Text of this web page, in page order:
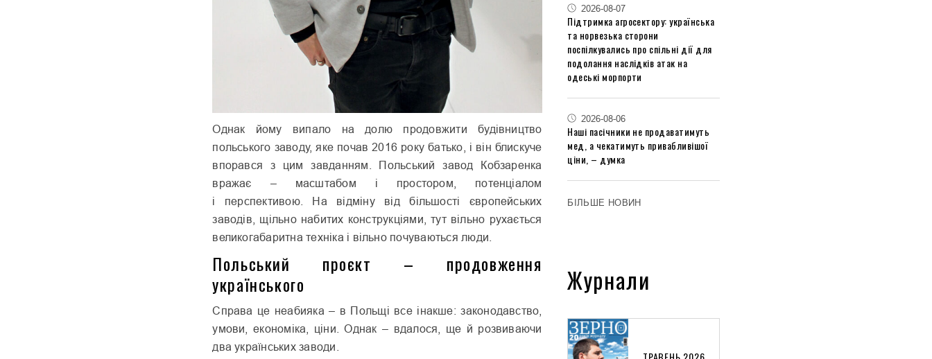
Однак йому випало на долю продовжити будівництво
польського заводу, яке почав 2016 року батько, і він блискуче
впорався з цим завданням. Польський завод Кобзаренка
вражає – масштабом і простором, потенціалом
і перспективою. На відміну від більшості європейських
заводів, щільно набитих конструкціями, тут вільно рухається
великогабаритна техніка і вільно почуваються люди.
Польський проєкт – продовження
українського
Справа це неабияка – в Польщі все інакше: законодавство,
умови, економіка, ціни. Однак – вдалося, ще й розвиваючи
два українських заводи.
2026-08-07
Підтримка агросектору: українська
та норвезька сторони
поспілкувались про спільні дії для
подолання наслідків атак на
одеські морпорти
2026-08-06
Наші пасічники не продаватимуть
мед, а чекатимуть привабливішої
ціни, – думка
БІЛЬШЕ НОВИН
Журнали